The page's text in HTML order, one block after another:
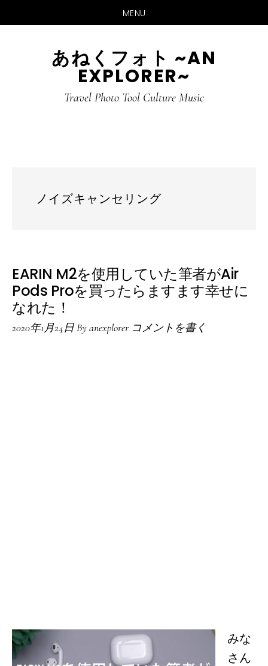
MENU
あねくフォト ~AN
EXPLORER~
Travel Photo Tool Culture Music
ノイズキャンセリング
EARIN M2を使用していた筆者がAir
Pods Proを買ったらますます幸せに
なれた！
2020年1月24日Byanexplorer コメントを書く
みな
さん